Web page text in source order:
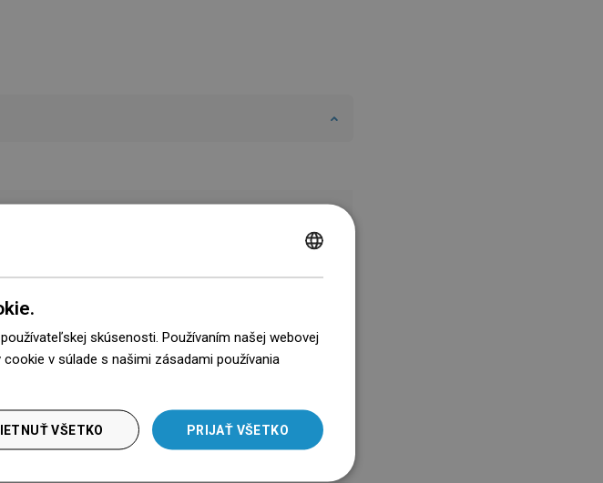
LITHUANIAN
ROMANIAN
skúsenosti. Používaním našej webovej
v súlade s našimi zásadami používania
PRIJAŤ VŠETKO
VŠETKO